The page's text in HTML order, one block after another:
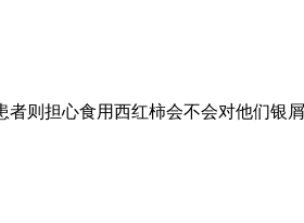
则担心食用西红柿会不会对他们银